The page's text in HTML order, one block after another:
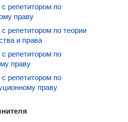
с репетитором по
праву
с репетитором по теории
и права
с репетитором по
праву
с репетитором по
праву